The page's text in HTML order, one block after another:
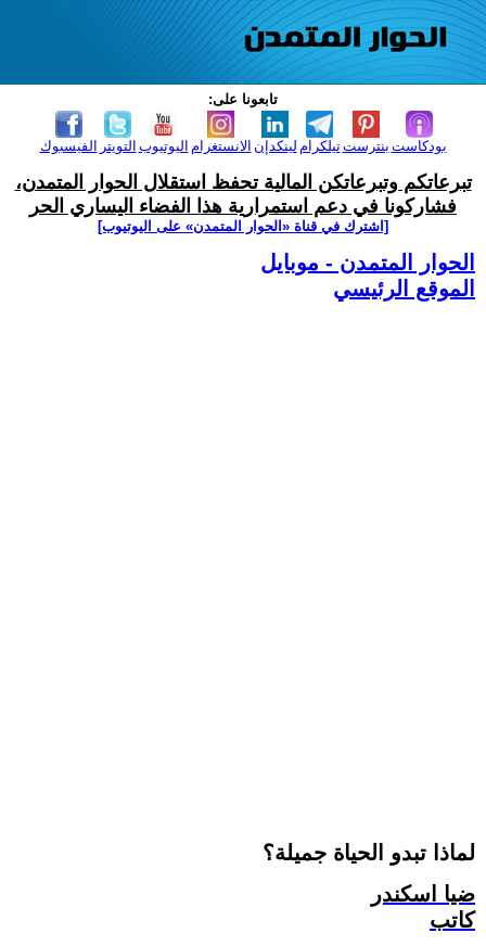
تابعونا على:
الفيسبوك التويتر اليوتيوب الانستغرام لينكدإن تيلكرامبنترست بودكاست
تبرعاتكم وتبرعاتكن المالية تحفظ استقلال الحوار المتمدن،
فشاركونا في دعم استمرارية هذا الفضاء اليساري الحر
[اشترك في قناة ‫«الحوار المتمدن» على اليوتيوب]
الحوار المتمدن - موبايل
الموقع الرئيسي
لماذا تبدو الحياة جميلة؟
ضيا اسكندر
كاتب